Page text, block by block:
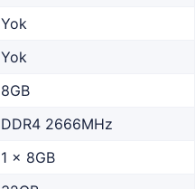
Yok
Yok
8GB
DDR4 2666MHz
1 x 8GB